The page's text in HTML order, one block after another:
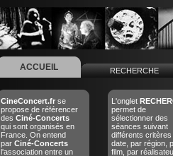
ACCUEIL RECHERCHE
CineConcert.fr se
propose de référencer
des Ciné-Concerts
qui sont organisés en
France. On entend
par Ciné-Concerts
l'association entre un
L'onglet
permet de
sélectionner des
séances suivant
différents critères
date, par région,
film, par